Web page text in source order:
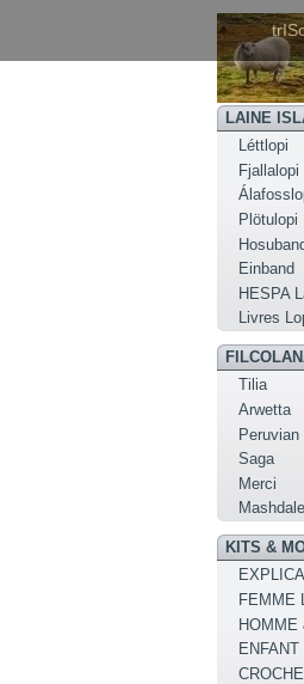
LAINE
Léttlopi
Fjallalopi
Plötulopi
Einband
HESPA
Livres
Tilia
Arwetta
Peruvian
Saga
Merci
Mashdale
KITS &
FEMME
HOMME
ENFANT